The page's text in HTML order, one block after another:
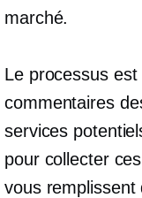
marché.
Le processus
commentaires
services
pour collecter
vous remplissent